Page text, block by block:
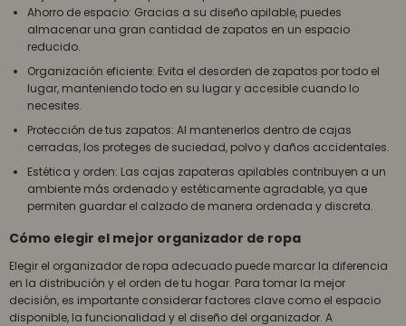
Ahorro de espacio: Gracias a su diseño apilable, puedes
almacenar una gran cantidad de zapatos en un espacio
reducido.
Organización eficiente: Evita el desorden de zapatos por todo el
lugar, manteniendo todo en su lugar y accesible cuando lo
necesites.
Protección de tus zapatos: Al mantenerlos dentro de cajas
cerradas, los proteges de suciedad, polvo y daños accidentales.
Estética y orden: Las cajas zapateras apilables contribuyen a un
ambiente más ordenado y estéticamente agradable, ya que
permiten guardar el calzado de manera ordenada y discreta.
Cómo elegir el mejor organizador de ropa
Elegir el organizador de ropa adecuado puede marcar la diferencia
en la distribución y el orden de tu hogar. Para tomar la mejor
decisión, es importante considerar factores clave como el espacio
disponible, la funcionalidad y el diseño del organizador. A